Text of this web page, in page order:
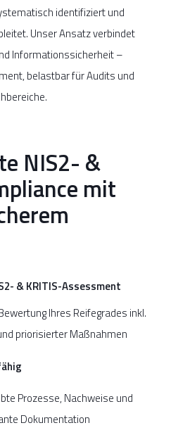
identifiziert und
Unser Ansatz verbindet
Informationssicherheit –
belastbar für Audits und
NIS2- &
mit
& KRITIS-Assessment
Ihres Reifegrades inkl.
priorisierter Maßnahmen
Prozesse, Nachweise und
Dokumentation